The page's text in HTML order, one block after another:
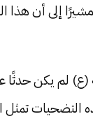
إلى أن هذا
لم يكن حدثًا
التضحيات